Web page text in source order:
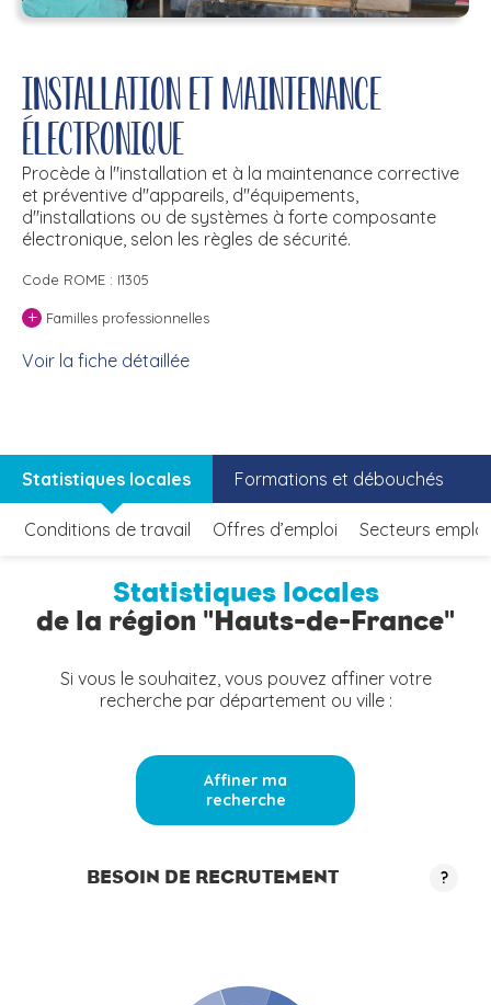
Installation et maintenance
électronique
Procède à l''installation et à la maintenance corrective
et préventive d''appareils, d''équipements,
d''installations ou de systèmes à forte composante
électronique, selon les règles de sécurité.
Code ROME : I1305
+ Familles professionnelles
Voir la fiche détaillée
Statistiques locales Formations et débouchés
Conditions de travail Offres d’emploi Secteurs
Statistiques locales
de la région "Hauts-de-France"
Si vous le souhaitez, vous pouvez affiner votre
recherche par département ou ville :
Affiner ma
recherche
BESOIN DE RECRUTEMENT ?